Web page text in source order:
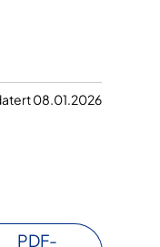
08.01.2026
PDF-